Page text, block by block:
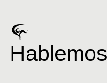
Hablemos